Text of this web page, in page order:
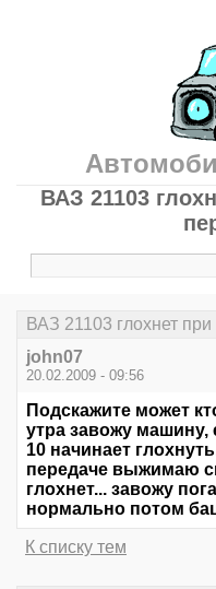
ВАЗ 21103
ВАЗ 21103 глохнет
john07
20.02.2009 - 09:56
Подскажите может
утра завожу машину,
10 начинает
передаче выжимаю
глохнет... завожу
нормально потом
К списку тем